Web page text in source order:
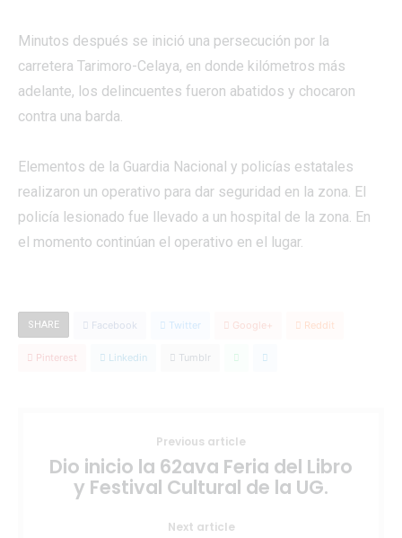
Minutos después se inició una persecución por la
carretera Tarimoro-Celaya, en donde kilómetros más
adelante, los delincuentes fueron abatidos y chocaron
contra una barda.
Elementos de la Guardia Nacional y policías estatales
realizaron un operativo para dar seguridad en la zona. El
policía lesionado fue llevado a un hospital de la zona. En
el momento continúan el operativo en el lugar.
SHARE Facebook Twitter Google+ Reddit
Pinterest Linkedin Tumblr
Previous article
Dio inicio la 62ava Feria del Libro
y Festival Cultural de la UG.
Next article